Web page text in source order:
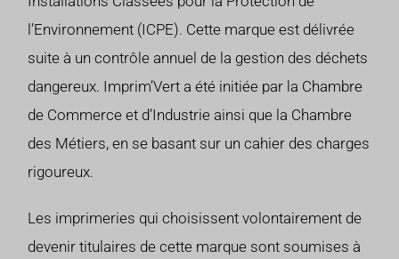
l’Environnement (ICPE). Cette marque est délivrée
suite à un contrôle annuel de la gestion des déchets
dangereux. Imprim’Vert a été initiée par la Chambre
de Commerce et d’Industrie ainsi que la Chambre
des Métiers, en se basant sur un cahier des charges
rigoureux.
Les imprimeries qui choisissent volontairement de
devenir titulaires de cette marque sont soumises à